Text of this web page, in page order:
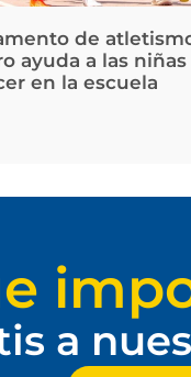
de
ayuda a las niñas
en la escuela
a